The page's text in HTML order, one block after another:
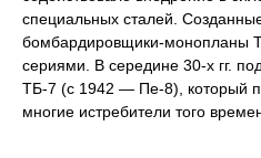
специальных сталей.
бомбардировщики-монопланы
сериями. В середине 30-х гг.
ТБ-7 (с 1942 — Пе-8), который
многие истребители того